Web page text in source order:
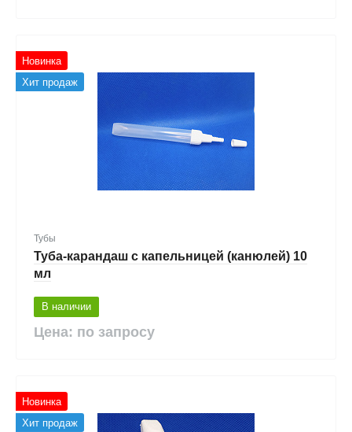
Новинка
Хит продаж
Тубы
Туба-карандаш с капельницей (канюлей) 10
мл
В наличии
Цена: по запросу
Новинка
Хит продаж